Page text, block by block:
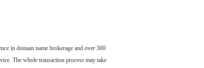
in domain name brokerage and over 300
The whole transaction process may take